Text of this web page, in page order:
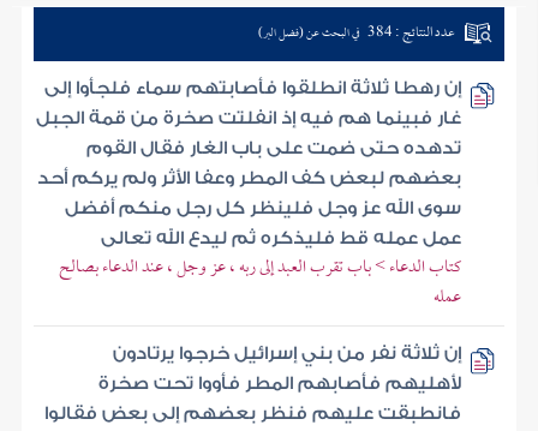
عدد النتائج : 384 في البحث عن (فضل البر)
إن رهطا ثلاثة انطلقوا فأصابتهم سماء فلجأوا إلى
غار فبينما هم فيه إذ انفلتت صخرة من قمة الجبل
تدهده حتى ضمت على باب الغار فقال القوم
بعضهم لبعض كف المطر وعفا الأثر ولم يركم أحد
سوى الله عز وجل فلينظر كل رجل منكم أفضل
عمل عمله قط فليذكره ثم ليدع الله تعالى
كتاب الدعاء > باب تقرب العبد إلى ربه ، عز وجل ، عند الدعاء بصالح
عمله
إن ثلاثة نفر من بني إسرائيل خرجوا يرتادون
لأهليهم فأصابهم المطر فأووا تحت صخرة
فانطبقت عليهم فنظر بعضهم إلى بعض فقالوا